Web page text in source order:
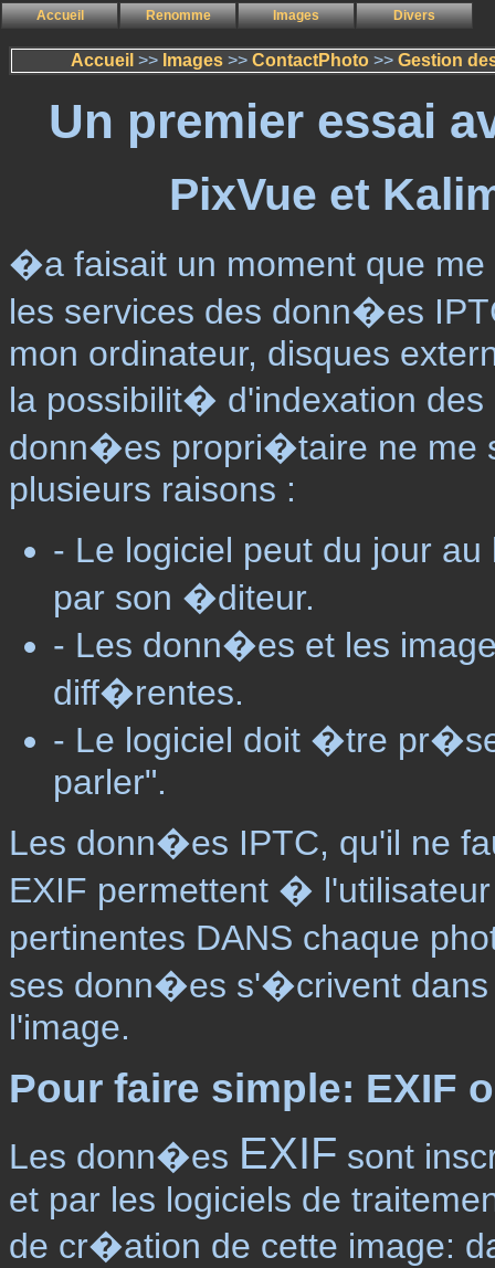
Accueil Renomme Images Divers
Accueil >> Images >> ContactPhoto >> Gestion
Un premier essai
PixVue et
�a faisait un moment que
les services des donn�es
mon ordinateur, disques
la possibilit� d'indexation
donn�es propri�taire ne me
plusieurs raisons :
- Le logiciel peut du jour
par son �diteur.
- Les donn�es et les
diff�rentes.
- Le logiciel doit �tre
parler".
Les donn�es IPTC, qu'il ne
EXIF permettent �
pertinentes DANS chaque
ses donn�es s'�crivent
l'image.
Pour faire simple: EXIF
Les donn�es EXIF sont
et par les logiciels de
de cr�ation de cette image: